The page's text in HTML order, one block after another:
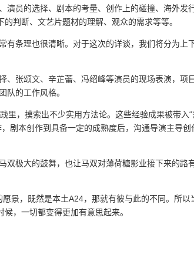
演员的选择、剧本的考量、创作上的碰撞、海外发
判断、文艺片题材的理解、观众的需求等等。
有条理也很清晰。对于这次的详谈，我们将分为上
、张颂文、辛芷蕾、冯绍峰等演员的现场表演，项
队的工作风格。
里，摸索出不少实用方法论。这些经验成果被带入“
剧本创作到具备一定的成熟度后，沟通导演主导创
双极大的鼓舞，也让马双对薄荷糖影业接下来的路
景，既然是本土A24，那就有彼与此的不同。所以
，一切都变得更加有意思起来。